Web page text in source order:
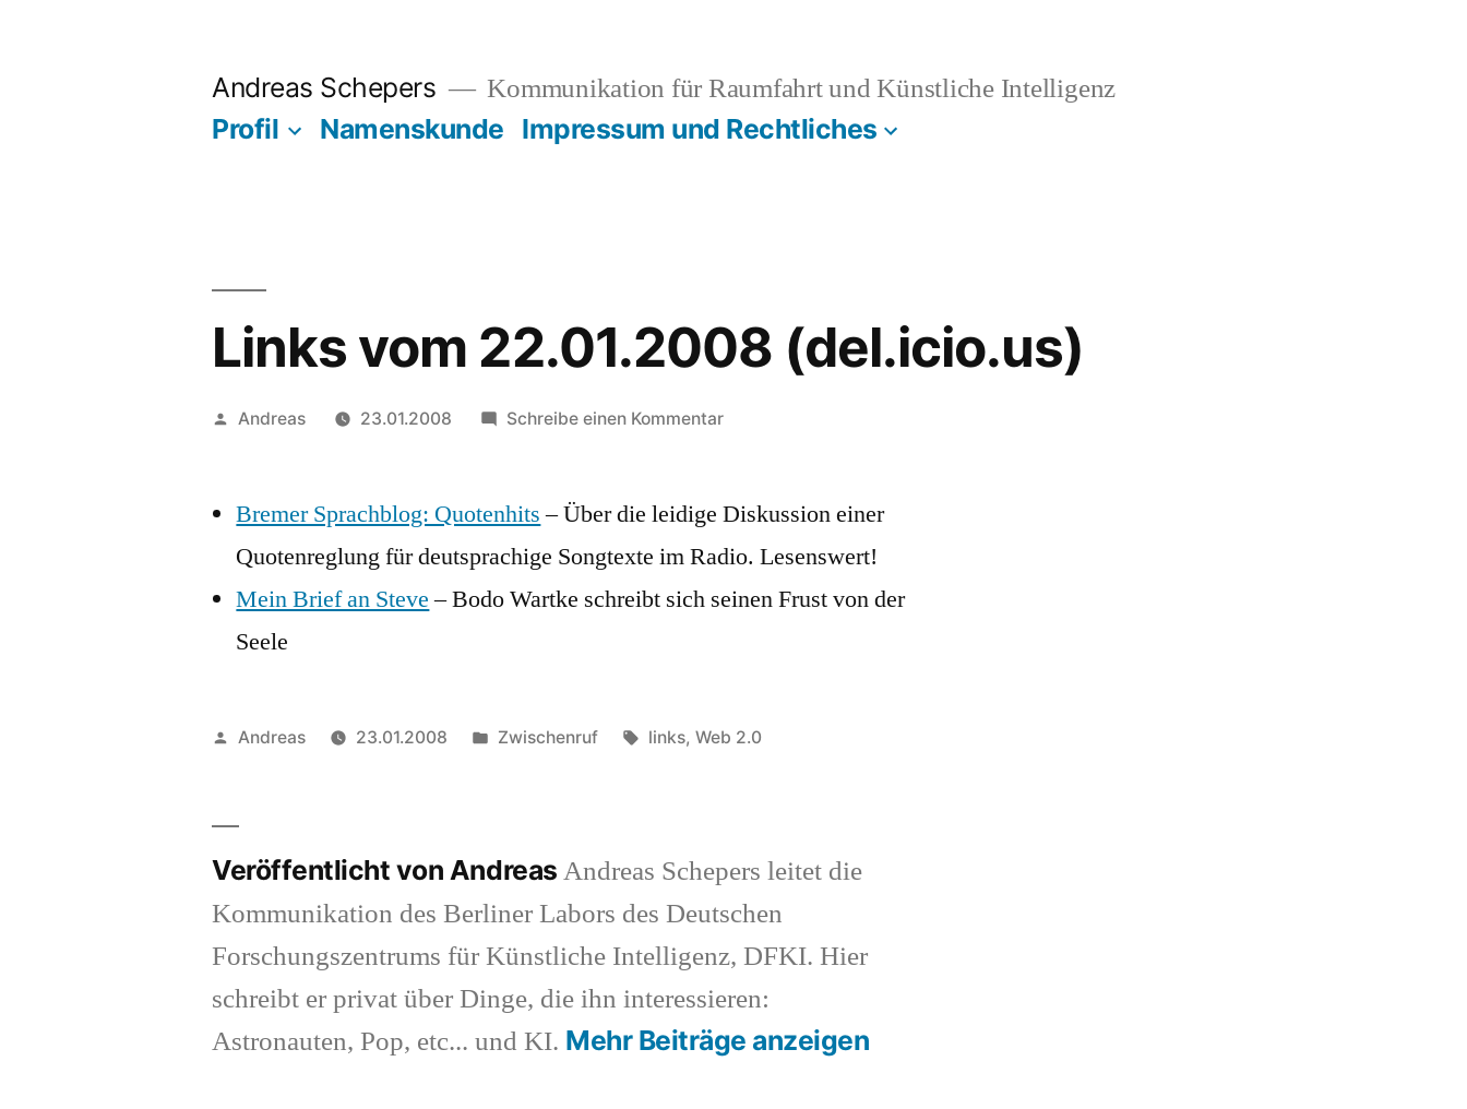
Andreas Schepers Kommunikation für Raumfahrt und Künstliche Intelligenz
Profil Namenskunde Impressum und Rechtliches
Links vom 22.01.2008 (del.icio.us)
Veröffentlicht
Andreas 23.01.2008 Schreibe einen Kommentarzu
22.01.2008
Bremer Sprachblog: Quotenhits– Über die leidige Diskussion einer
Quotenreglung für deutsprachige Songtexte im Radio. Lesenswert!
Mein Brief an Steve– Bodo Wartke schreibt sich seinen Frust von der
Seele
Veröffentlicht
Andreas 23.01.2008
Veröffentlicht
Zwischenruf Schlagwörter:
links, Web 2.0
Veröffentlicht von Andreas Andreas Schepers leitet die
Kommunikation des Berliner Labors des Deutschen
Forschungszentrums für Künstliche Intelligenz, DFKI. Hier
schreibt er privat über Dinge, die ihn interessieren:
Astronauten, Pop, etc... und KI. Mehr Beiträge anzeigen